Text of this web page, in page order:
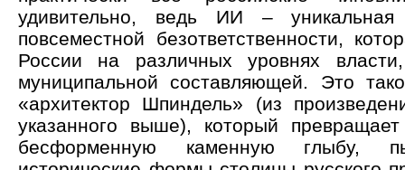
удивительно, ведь ИИ –
повсеместной безответственности,
России на различных уровнях
муниципальной составляющей. Это
«архитектор Шпиндель» (из
указанного выше), который
бесформенную каменную глыбу,